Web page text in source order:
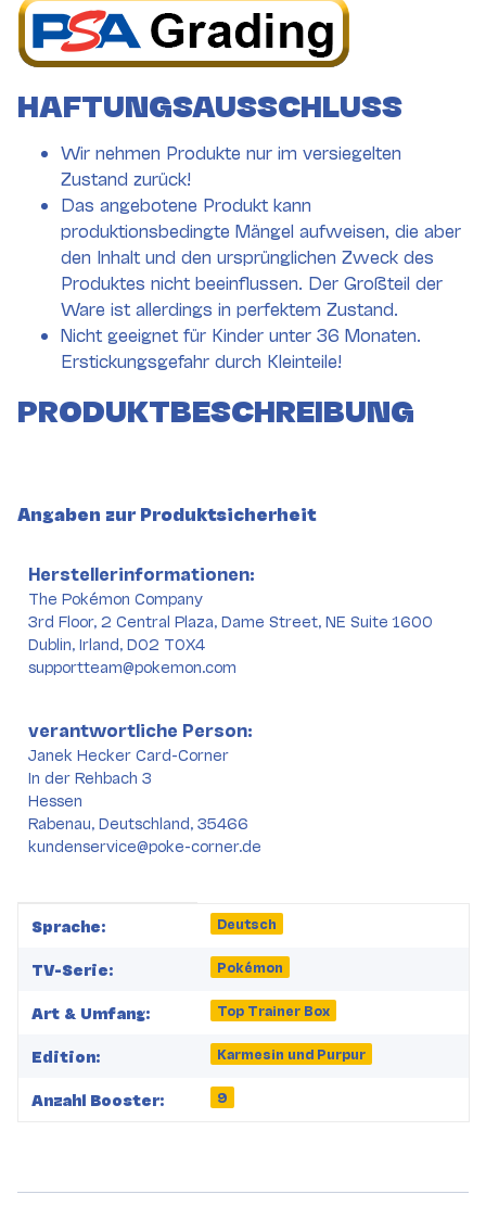
HAFTUNGSAUSSCHLUSS
Wir nehmen Produkte nur im versiegelten
Zustand zurück!
Das angebotene Produkt kann
produktionsbedingte Mängel aufweisen, die aber
den Inhalt und den ursprünglichen Zweck des
Produktes nicht beeinflussen. Der Großteil der
Ware ist allerdings in perfektem Zustand.
Nicht geeignet für Kinder unter 36 Monaten.
Erstickungsgefahr durch Kleinteile!
PRODUKTBESCHREIBUNG
Angaben zur Produktsicherheit
Herstellerinformationen:
The Pokémon Company
3rd Floor, 2 Central Plaza, Dame Street, NE Suite 1600
Dublin, Irland, D02 T0X4
supportteam@pokemon.com
verantwortliche Person:
Janek Hecker Card-Corner
In der Rehbach 3
Hessen
Rabenau, Deutschland, 35466
kundenservice@poke-corner.de
Produkteigenschaft
Wert
Sprache: Deutsch
TV-Serie: Pokémon
Art & Umfang: Top Trainer Box
Edition: Karmesin und Purpur
Anzahl Booster: 9